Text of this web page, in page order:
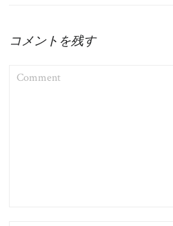
コメントを残す